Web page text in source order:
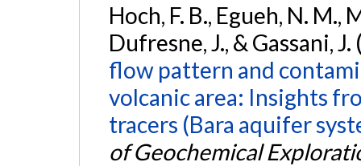
Hoch, F. B., Egueh, N. M.,
Dufresne, J., & Gassani,
flow pattern and
volcanic area: Insights
tracers (Bara aquifer
of Geochemical